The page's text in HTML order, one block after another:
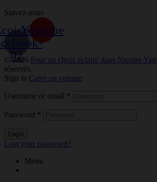
Suivez-nous
02
Youtube
© 2026 Pour un choix éclairé dans Nicolet-
réservés.
Sign in Créer un compte
Username or email *
Password *
Login
Lost your password?
Menu